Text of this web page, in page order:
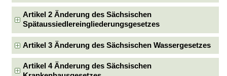
Artikel 2 Änderung des Sächsischen
Spätaussiedlereingliederungsgesetzes
Artikel 3 Änderung des Sächsischen Wassergesetzes
Artikel 4 Änderung des Sächsischen